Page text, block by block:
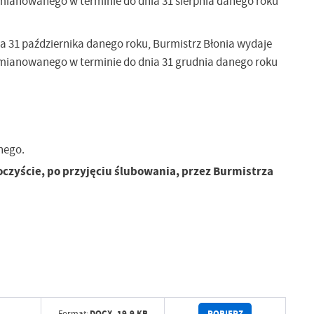
października danego roku, Burmistrz Błonia wydaje
w terminie do dnia 31 grudnia danego roku
po przyjęciu ślubowania, przez Burmistrza